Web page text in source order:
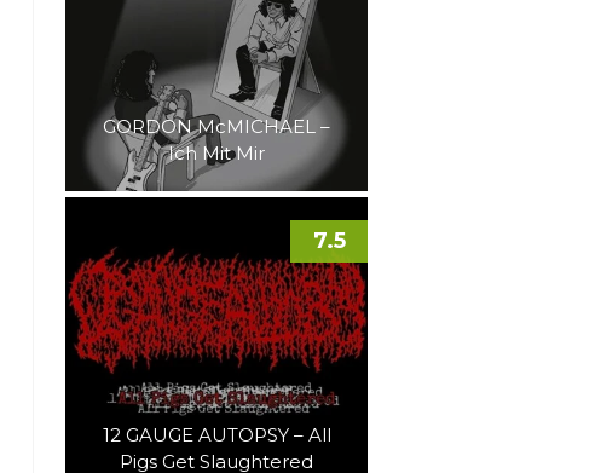
GORDON McMICHAEL –
Ich Mit Mir
12 GAUGE AUTOPSY – All
Pigs Get Slaughtered
7.5